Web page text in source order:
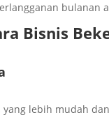
bulanan
Bisnis
lebih mudah